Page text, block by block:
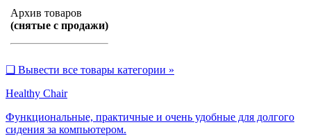
Архив товаров
(снятые с продажи)
❑ Вывести все товары категории »
Healthy Chair
Функциональные, практичные и очень удобные для долгого
сидения за компьютером.